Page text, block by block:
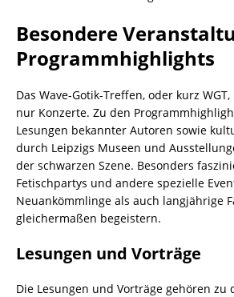
Besondere
Programmhighlights
Das Wave-Gotik-Treffen, oder kurz
nur Konzerte. Zu den
Lesungen bekannter Autoren sowie
durch Leipzigs Museen und
der schwarzen Szene. Besonders
Fetischpartys und andere spezielle
Neuankömmlinge als auch langjährige
gleichermaßen begeistern.
Lesungen und Vorträge
Die Lesungen und Vorträge gehören